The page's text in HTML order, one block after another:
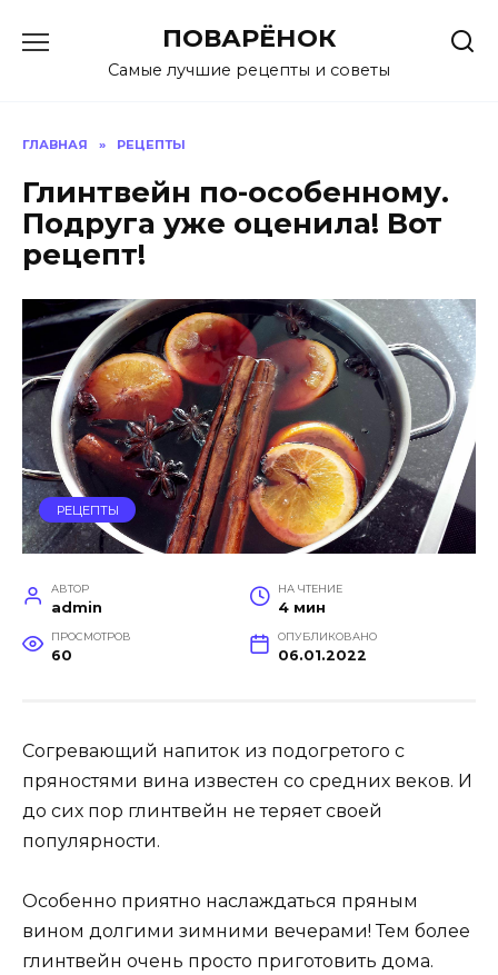
содержанию
ПОВАРЁНОК
Самые лучшие рецепты и советы
ГЛАВНАЯ » РЕЦЕПТЫ
Глинтвейн по-особенному.
Подруга уже оценила! Вот
рецепт!
РЕЦЕПТЫ
АВТОР
admin
НА ЧТЕНИЕ
4 мин
ПРОСМОТРОВ
60
ОПУБЛИКОВАНО
06.01.2022
Согревающий напиток из подогретого с
пряностями вина известен со средних веков. И
до сих пор глинтвейн не теряет своей
популярности.
Особенно приятно наслаждаться пряным
вином долгими зимними вечерами! Тем более
глинтвейн очень просто приготовить дома.